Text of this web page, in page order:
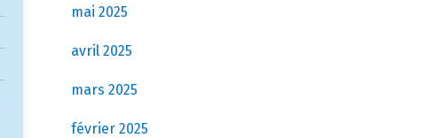
mai 2025
avril 2025
mars 2025
février 2025